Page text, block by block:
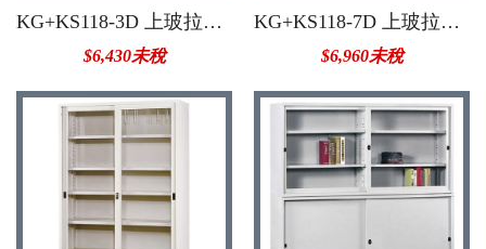
KG+KS118-3D 上玻拉中三屜
$6,430未稅
KG+KS118-7D 上玻拉中七屜
$6,960未稅